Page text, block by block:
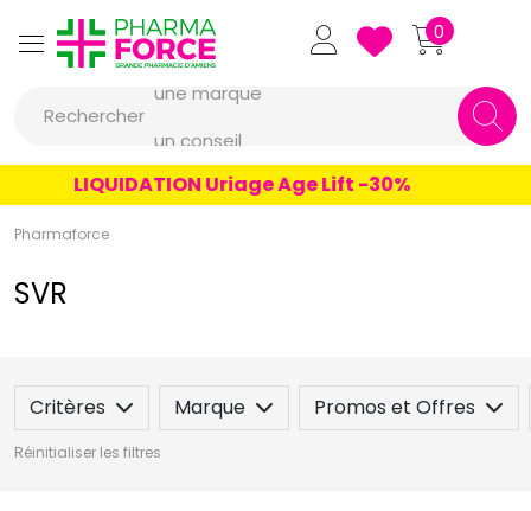
Pharmaforce Grande Pharmacie
0
Rechercher
une marque
un produit
une marque
LIQUIDATION Uriage Age Lift -30%
Pharmaforce
SVR
Critères Marque Promos et Offres
Réinitialiser les filtres